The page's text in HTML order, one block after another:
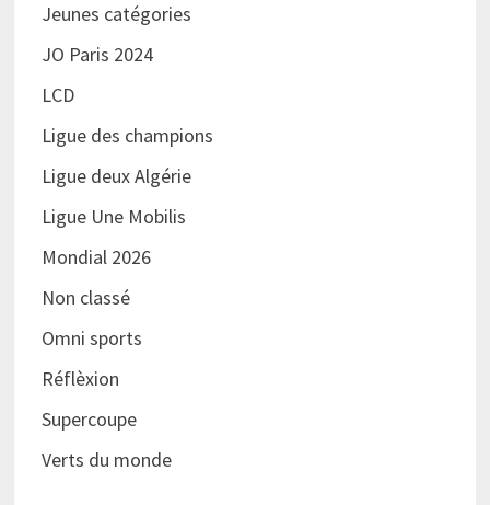
Jeunes catégories
JO Paris 2024
LCD
Ligue des champions
Ligue deux Algérie
Ligue Une Mobilis
Mondial 2026
Non classé
Omni sports
Réflèxion
Supercoupe
Verts du monde